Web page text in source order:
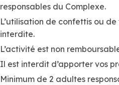
responsables du Complexe.
L’utilisation de confettis ou
interdite.
L’activité est non
Il est interdit d’apporter vos
Minimum de 2 adultes